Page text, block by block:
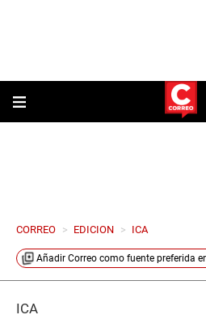
CORREO > EDICION > ICA
Añadir Correo como fuente preferida
ICA